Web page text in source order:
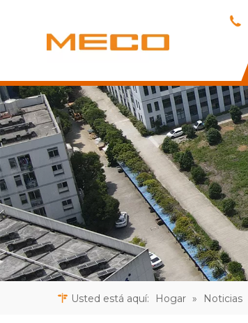
Usted está aquí: Hogar » Noticias